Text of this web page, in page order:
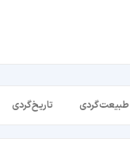
طبیعت‌گردی تاریخ‌گردی